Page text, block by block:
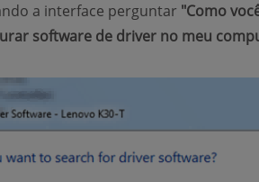
a interface perguntar "Como
software de driver no meu